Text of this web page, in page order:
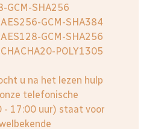
GCM-SHA256
GCM-SHA384
GCM-SHA256
POLY1305
u na het lezen hulp
telefonische
- 17:00 uur) staat voor